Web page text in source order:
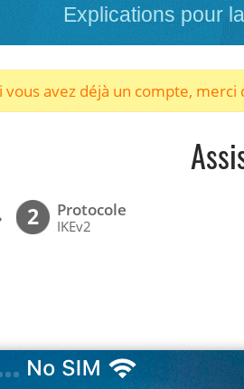
Explications pour
vous avez déjà un compte,
2 Protocole
IKEv2